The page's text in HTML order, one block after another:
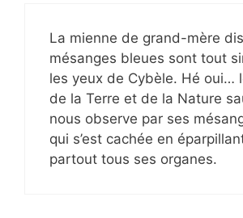
La mienne de grand-mère
mésanges bleues sont tout
les yeux de Cybèle. Hé oui…
de la Terre et de la Nature
nous observe par ses
qui s’est cachée en
partout tous ses organes.